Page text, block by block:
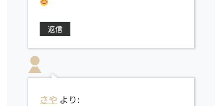
返信
さや より: